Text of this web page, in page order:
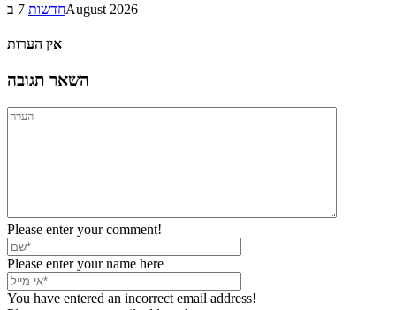
חדשות7 בAugust 2026
אין הערות
השאר תגובה
Please enter your comment!
Please enter your name here
You have entered an incorrect email address!